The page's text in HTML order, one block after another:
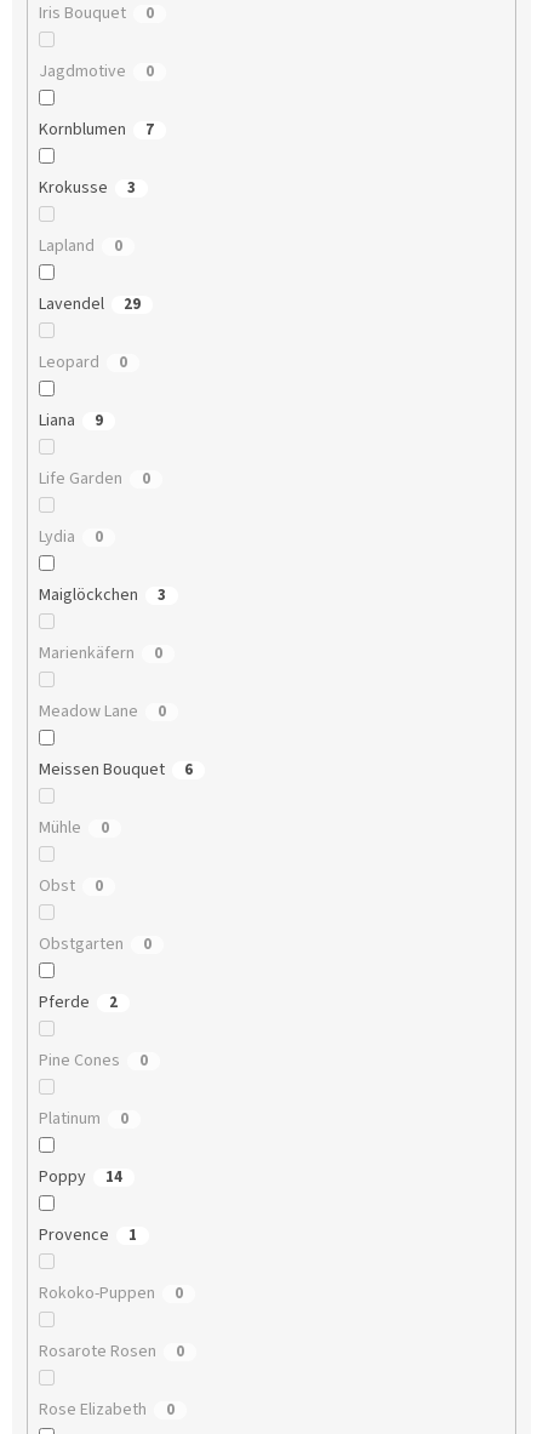
Iris Bouquet 0
Jagdmotive 0
Kornblumen 7
Krokusse 3
Lapland 0
Lavendel 29
Leopard 0
Liana 9
Life Garden 0
Lydia 0
Maiglöckchen 3
Marienkäfern 0
Meadow Lane 0
Meissen Bouquet 6
Mühle 0
Obst 0
Obstgarten 0
Pferde 2
Pine Cones 0
Platinum 0
Poppy 14
Provence 1
Rokoko-Puppen 0
Rosarote Rosen 0
Rose Elizabeth 0